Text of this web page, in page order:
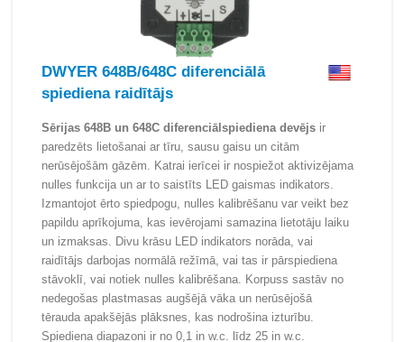
DWYER 648B/648C diferenciālā
spiediena raidītājs
Sērijas 648B un 648C diferenciālspiediena devējs ir
paredzēts lietošanai ar tīru, sausu gaisu un citām
nerūsējošām gāzēm. Katrai ierīcei ir nospiežot aktivizējama
nulles funkcija un ar to saistīts LED gaismas indikators.
Izmantojot ērto spiedpogu, nulles kalibrēšanu var veikt bez
papildu aprīkojuma, kas ievērojami samazina lietotāju laiku
un izmaksas. Divu krāsu LED indikators norāda, vai
raidītājs darbojas normālā režīmā, vai tas ir pārspiediena
stāvoklī, vai notiek nulles kalibrēšana. Korpuss sastāv no
nedegošas plastmasas augšējā vāka un nerūsējošā
tērauda apakšējās plāksnes, kas nodrošina izturību.
Spiediena diapazoni ir no 0,1 in w.c. līdz 25 in w.c.